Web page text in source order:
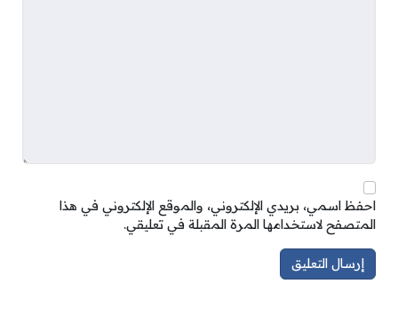
احفظ اسمي، بريدي الإلكتروني، والموقع الإلكتروني في هذا
المتصفح لاستخدامها المرة المقبلة في تعليقي.